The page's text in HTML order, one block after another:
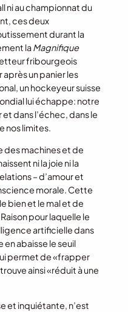
ni au championnat du
ces deux
durant la
laMagnifique
fribourgeois
un panier les
un hockeyeur suisse
lui échappe: notre
dans l’échec, dans le
nos limites.
des machines et de
ni la joie ni la
– d’amour et
morale. Cette
bien et le mal et de
pour laquelle le
artificielle dans
en abaisse le seuil
permet de «frapper
ainsi «réduit à une
et inquiétante, n’est